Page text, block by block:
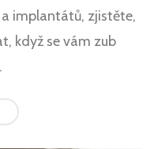
implantátů, zjistěte,
když se vám zub